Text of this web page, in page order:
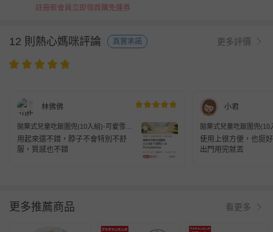
註冊新會員立即領首購免運券
12 則熱心媽咪評論 真實承諾 更多評價
林佛佛
拋棄式兒童吃飯圍兜(10入組)-可愛雪人-
白色-34.5x24.5cm
用起來還不錯，脖子不會特別不舒
服，質感也不錯
小君
拋棄式兒童吃飯圍兜(10
白色-34.5x24.5cm
使用上很方便，也挺
出門用完就丟
更多推薦商品 看更多